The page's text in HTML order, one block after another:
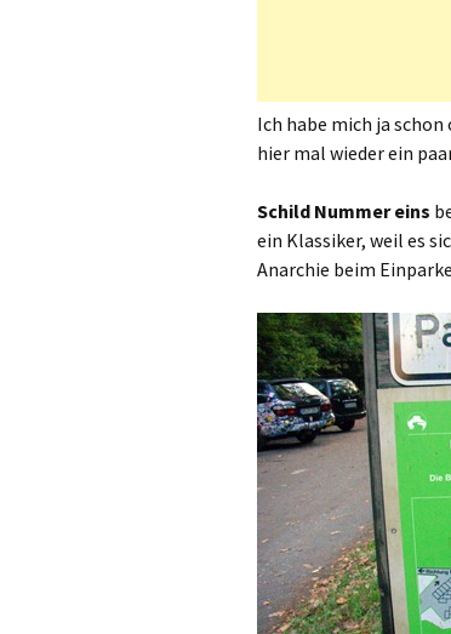
Ich habe mich ja
hier mal wieder ein
Schild Nummer eins
ein Klassiker, weil es
Anarchie beim